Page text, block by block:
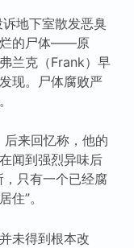
地下室散发恶臭
烂的尸体——原
兰克（Frank）早
现。尸体腐败严
来回忆称，他的
闻到强烈异味后
只有一个已经腐
”。
未得到根本改